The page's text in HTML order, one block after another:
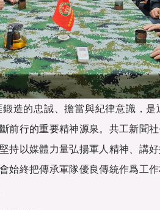
造的忠誠、擔當與紀律意識，
前行的重要精神源泉。共工新聞
持以媒體力量弘揚軍人精神、講
始終把傳承軍隊優良傳統作爲工